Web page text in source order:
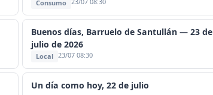
Consumo
Buenos días, Barruelo de Santullán — 23 de
julio de 2026
Local 23/07 08:30
Un día como hoy, 22 de julio